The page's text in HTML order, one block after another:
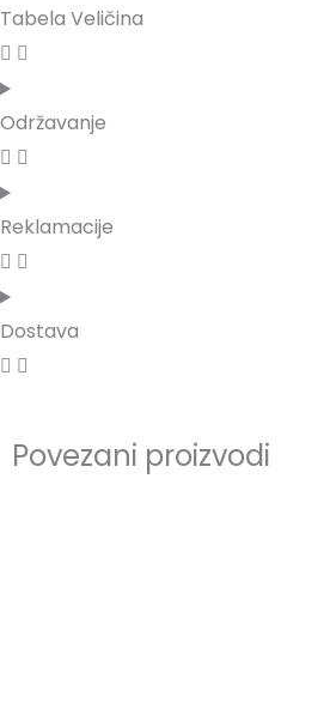
Tabela Veličina
Održavanje
Reklamacije
Dostava
Povezani proizvodi